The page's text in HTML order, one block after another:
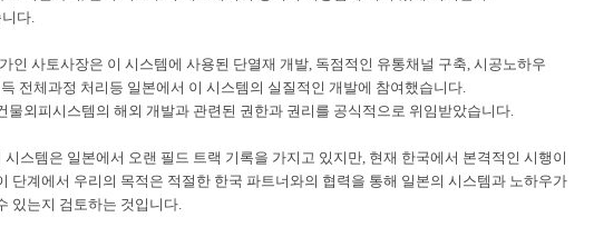
다.
인 사토사장은 이 시스템에 사용된 단열재 개발, 독점적인 유통채널 구축, 시공노하우
전체과정 처리등 일본에서 이 시스템의 실질적인 개발에 참여했습니다.
물외피시스템의 해외 개발과 관련된 권한과 권리를 공식적으로 위임받았습니다.
시스템은 일본에서 오랜 필드 트랙 기록을 가지고 있지만, 현재 한국에서 본격적인 시행이
단계에서 우리의 목적은 적절한 한국 파트너와의 협력을 통해 일본의 시스템과 노하우가
있는지 검토하는 것입니다.